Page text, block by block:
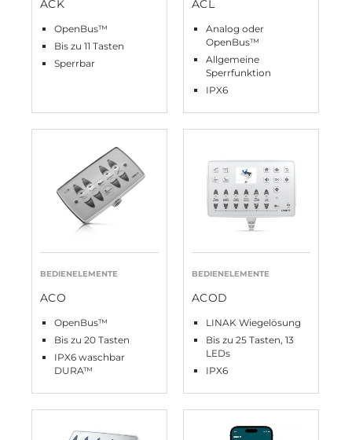
ACK
OpenBus™
Bis zu 11 Tasten
Sperrbar
ACL
Analog oder
OpenBus™
Allgemeine
Sperrfunktion
IPX6
BEDIENELEMENTE
ACO
OpenBus™
Bis zu 20 Tasten
IPX6 waschbar
DURA™
BEDIENELEMENTE
ACOD
LINAK Wiegelösung
Bis zu 25 Tasten, 13
LEDs
IPX6